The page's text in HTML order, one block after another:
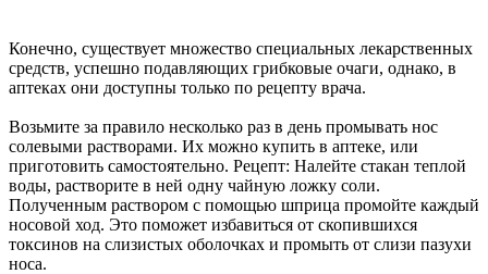
Конечно, существует множество специальных лекарственных
средств, успешно подавляющих грибковые очаги, однако, в
аптеках они доступны только по рецепту врача.
Возьмите за правило несколько раз в день промывать нос
солевыми растворами. Их можно купить в аптеке, или
приготовить самостоятельно. Рецепт: Налейте стакан теплой
воды, растворите в ней одну чайную ложку соли.
Полученным раствором с помощью шприца промойте каждый
носовой ход. Это поможет избавиться от скопившихся
токсинов на слизистых оболочках и промыть от слизи пазухи
носа.